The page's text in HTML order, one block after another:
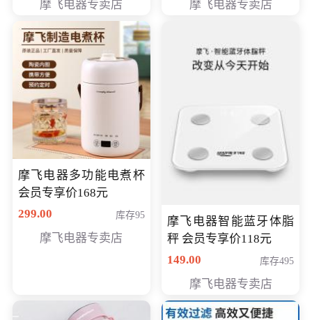
摩飞电器专卖店 摩飞电器专卖店
摩飞电器多功能电煮杯
会员专享价168元
299.00
库存95
摩飞电器专卖店
摩飞电器智能蓝牙体脂
秤 会员专享价118元
149.00
库存495
摩飞电器专卖店